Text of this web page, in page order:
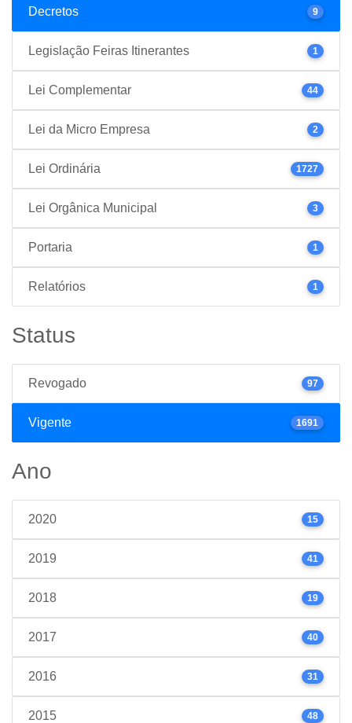
Decretos 9
Legislação Feiras Itinerantes 1
Lei Complementar 44
Lei da Micro Empresa 2
Lei Ordinária 1727
Lei Orgânica Municipal 3
Portaria 1
Relatórios 1
Status
Revogado 97
Vigente 1691
Ano
2020 15
2019 41
2018 19
2017 40
2016 31
2015 48